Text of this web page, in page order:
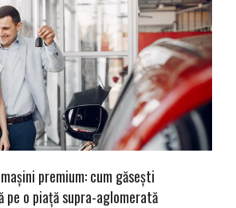
premium: cum găsești
pe o piață supra-aglomerată